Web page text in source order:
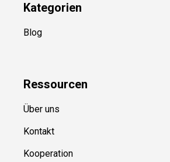
Kategorien
Blog
Ressourcen
Über uns
Kontakt
Kooperation